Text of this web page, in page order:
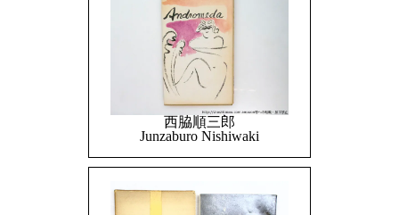
西脇順三郎
Junzaburo Nishiwaki